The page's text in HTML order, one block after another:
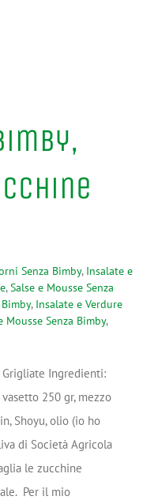
Senza Bimby, Insalate e
,Salse e Mousse Senza
, Insalate e Verdure
Mousse Senza Bimby,
Grigliate Ingredienti:
250 gr, mezzo
Shoyu, olio (io ho
di Società Agricola
le zucchine
Per il mio